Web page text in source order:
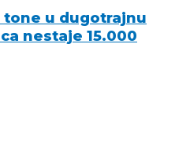
u dugotrajnu
nestaje 15.000